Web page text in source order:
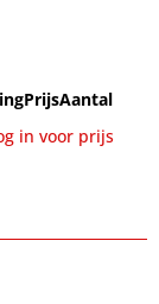
PrijsAantal
in voor prijs